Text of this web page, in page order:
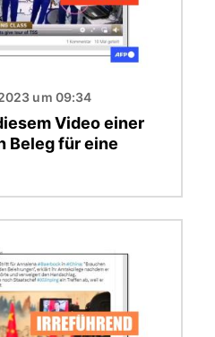
um 09:34
Video einer
Beleg für eine